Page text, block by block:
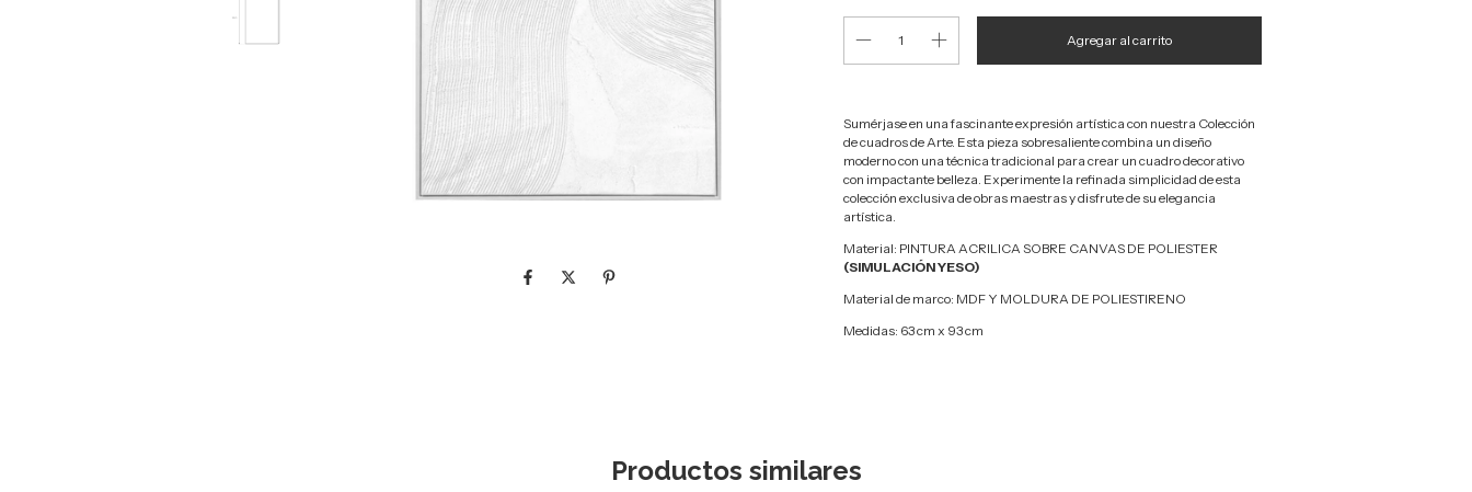
Sumérjase en una fascinante expresión artística con nuestra Colección
de cuadros de Arte. Esta pieza sobresaliente combina un diseño
moderno con una técnica tradicional para crear un cuadro decorativo
con impactante belleza. Experimente la refinada simplicidad de esta
colección exclusiva de obras maestras y disfrute de su elegancia
artística.
Material: PINTURA ACRILICA SOBRE CANVAS DE POLIESTER
(SIMULACIÓN YESO)
Material de marco: MDF Y MOLDURA DE POLIESTIRENO
Medidas: 63 cm x 93 cm
Productos similares